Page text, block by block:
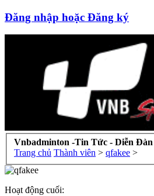
Đăng nhập hoặc Đăng ký
Vnbadminton -Tin Tức - Diễn
Trang chủ Thành viên > qfakee >
Hoạt động cuối: